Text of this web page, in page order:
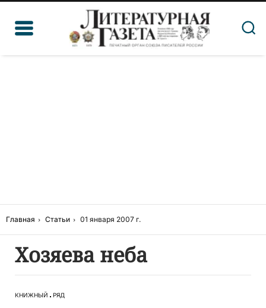
Главная Статьи 01 января 2007 г.
Хозяева неба
КНИЖНЫЙ РЯД